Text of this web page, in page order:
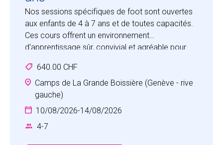
Nos sessions spécifiques de foot sont ouvertes
aux enfants de 4 à 7 ans et de toutes capacités.
Ces cours offrent un environnement
d'apprentissage sûr, convivial et agréable pour
fondamentales par le biais de défis et de jeux.
Les séances sont conçues pour développer leurs
compétences de base en coordination œil-main,
ainsi que leurs compétences AEC (agilité,
atterrissage, lancer et rattrapage.
640.00 CHF
Camps de La Grande Boissière (Genève - rive
gauche)
10/08/2026-14/08/2026
4-7